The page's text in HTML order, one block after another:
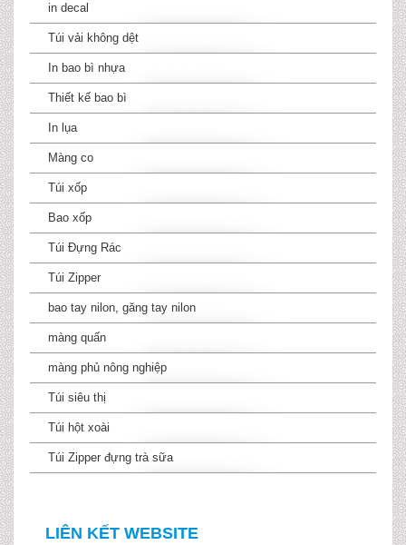
in decal
Túi vải không dệt
In bao bì nhựa
Thiết kế bao bì
In lụa
Màng co
Túi xốp
Bao xốp
Túi Đựng Rác
Túi Zipper
bao tay nilon, găng tay nilon
màng quấn
màng phủ nông nghiệp
Túi siêu thị
Túi hột xoài
Túi Zipper đựng trà sữa
LIÊN KẾT WEBSITE